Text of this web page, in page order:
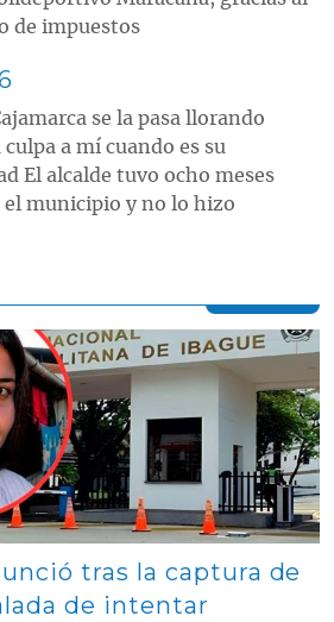
de impuestos
se la pasa llorando
a mí cuando es su
El alcalde tuvo ocho meses
el municipio y no lo hizo
tras la captura de
de intentar